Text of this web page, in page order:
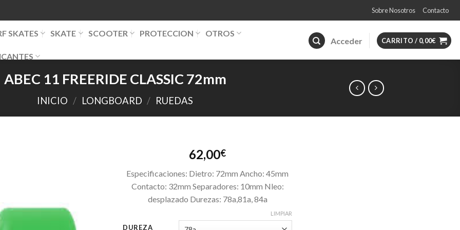
Sobre Nosotros Contacto
SKATES SKATE SCOOTER PROTECCION OTROS
Acceder CARRITO / 0,00€
ABEC 11 FREERIDE CLASSIC 72mm
INICIO / LONGBOARD / RUEDAS
62,00€
Especificaciones: Dietro: 72mm Ancho: 45mm
Contacto: 32mm Separadores: 10mm Nleo:
desplazado Durezas: 78a,81a, 84a
DUREZA
LIMPIAR